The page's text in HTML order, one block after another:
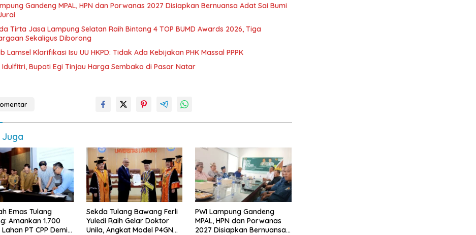
Gandeng MPAL, HPN dan Porwanas 2027 Disiapkan Bernuansa Adat Sai Bumi
Tirta Jasa Lampung Selatan Raih Bintang 4 TOP BUMD Awards 2026, Tiga
Sekaligus Diborong
Lamsel Klarifikasi Isu UU HKPD: Tidak Ada Kebijakan PHK Massal PPPK
Idulfitri, Bupati Egi Tinjau Harga Sembako di Pasar Natar
Emas Tulang
Amankan 1.700
PT CPP Demi
Sekda Tulang Bawang Ferli
Yuledi Raih Gelar Doktor
Unila, Angkat Model P4GN
PWI Lampung Gandeng
MPAL, HPN dan Porwanas
2027 Disiapkan Bernuansa